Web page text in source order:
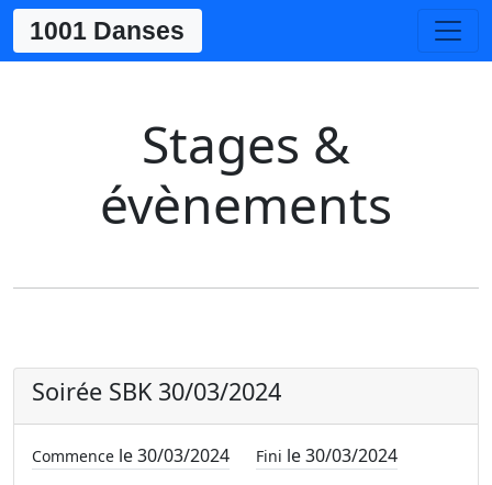
1001 Danses
Stages &
évènements
Soirée SBK 30/03/2024
Commence le 30/03/2024 Fini le 30/03/2024